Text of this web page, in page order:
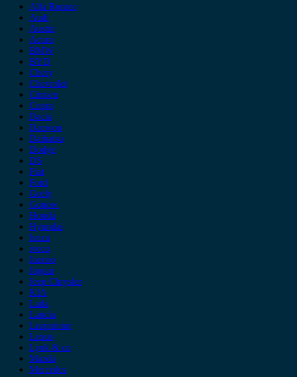
Alfa Romeo
Audi
Austin
Acura
BMW
BYD
Chery
Chevrolet
Citroen
Cupra
Dacia
Daewoo
Daihatsu
Dodge
DS
Fiat
Ford
Geely
Gonow
Honda
Hyundai
Isuzu
iveco
Jaecoo
Jaguar
Jeep Chrysler
KIA
Lada
Lancia
Leapmotor
Lexus
Lynk & co
Mazda
Mercedes